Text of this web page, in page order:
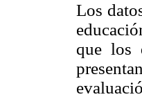
Los
que los